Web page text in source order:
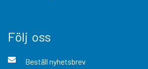
Följ oss
Beställ nyhetsbrev